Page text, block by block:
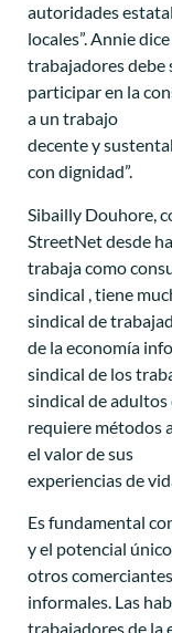
autoridades
locales”. Annie
trabajadores debe
participar en la
a un trabajo
decente y
con dignidad”.
Sibailly Douhore,
StreetNet desde
trabaja como
sindical , tiene
sindical de
de la economía
sindical de los
sindical de adultos
requiere métodos
el valor de sus
experiencias de
Es fundamental
y el potencial
otros comerciantes
informales. Las
trabajadores de la